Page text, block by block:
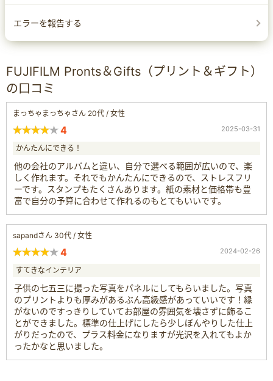
エラーを報告する
FUJIFILM Pronts＆Gifts（プリント＆ギフト）
の口コミ
まっちゃまっちゃさん 20代 / 女性
4 2025-03-31
かんたんにできる！
他の会社のアルバムと違い、自分で選べる範囲が広いので、楽
しく作れます。それでもかんたんにできるので、ストレスフリ
ーです。スタンプもたくさんあります。紙の素材と価格帯も豊
富で自分の予算に合わせて作れるのもとてもいいです。
sapandさん 30代 / 女性
4 2024-02-26
すてきなインテリア
子供の七五三に撮った写真をパネルにしてもらいました。写真
のプリントよりも厚みがあるぶん高級感があっていいです！縁
がないのですっきりしていてお部屋の雰囲気を壊さずに飾るこ
とができました。標準の仕上げにしたら少しぼんやりした仕上
がりだったので、プラス料金になりますが光沢を入れてもよか
ったかなと思いました。